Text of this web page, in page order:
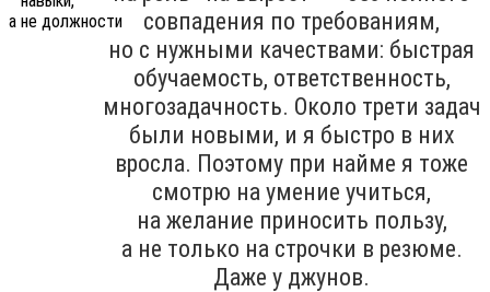
совпадения по требованиям,
но с нужными качествами: быстрая
обучаемость, ответственность,
многозадачность. Около трети задач
были новыми, и я быстро в них
вросла. Поэтому при найме я тоже
смотрю на умение учиться,
на желание приносить пользу,
а не только на строчки в резюме.
Даже у джунов.